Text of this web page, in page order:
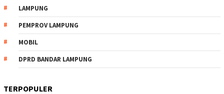
LAMPUNG
PEMPROV LAMPUNG
MOBIL
DPRD BANDAR LAMPUNG
TERPOPULER